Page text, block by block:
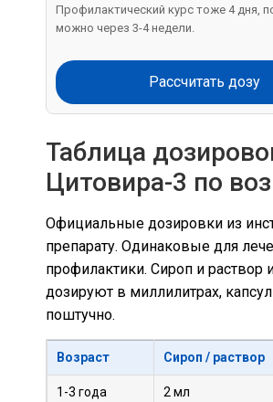
Профилактический курс тоже 4 дня,
можно через 3-4 недели.
Рассчитать дозу
Таблица
Цитовира-3 по
Официальные дозировки из
препарату. Одинаковые для
профилактики. Сироп и раствор
дозируют в миллилитрах,
поштучно.
Возраст Сироп / раствор
1-3 года 2 мл